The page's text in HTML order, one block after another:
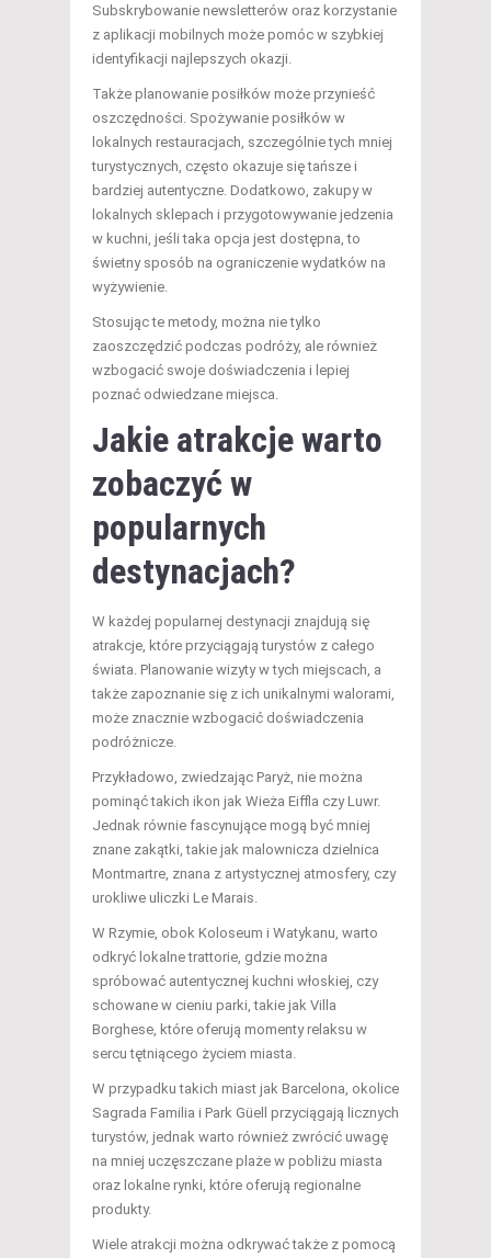
Subskrybowanie newsletterów oraz korzystanie
z aplikacji mobilnych może pomóc w szybkiej
identyfikacji najlepszych okazji.
Także planowanie posiłków może przynieść
oszczędności. Spożywanie posiłków w
lokalnych restauracjach, szczególnie tych mniej
turystycznych, często okazuje się tańsze i
bardziej autentyczne. Dodatkowo, zakupy w
lokalnych sklepach i przygotowywanie jedzenia
w kuchni, jeśli taka opcja jest dostępna, to
świetny sposób na ograniczenie wydatków na
wyżywienie.
Stosując te metody, można nie tylko
zaoszczędzić podczas podróży, ale również
wzbogacić swoje doświadczenia i lepiej
poznać odwiedzane miejsca.
Jakie atrakcje warto
zobaczyć w
popularnych
destynacjach?
W każdej popularnej destynacji znajdują się
atrakcje, które przyciągają turystów z całego
świata. Planowanie wizyty w tych miejscach, a
także zapoznanie się z ich unikalnymi walorami,
może znacznie wzbogacić doświadczenia
podróżnicze.
Przykładowo, zwiedzając Paryż, nie można
pominąć takich ikon jak Wieża Eiffla czy Luwr.
Jednak równie fascynujące mogą być mniej
znane zakątki, takie jak malownicza dzielnica
Montmartre, znana z artystycznej atmosfery, czy
urokliwe uliczki Le Marais.
W Rzymie, obok Koloseum i Watykanu, warto
odkryć lokalne trattorie, gdzie można
spróbować autentycznej kuchni włoskiej, czy
schowane w cieniu parki, takie jak Villa
Borghese, które oferują momenty relaksu w
sercu tętniącego życiem miasta.
W przypadku takich miast jak Barcelona, okolice
Sagrada Familia i Park Güell przyciągają licznych
turystów, jednak warto również zwrócić uwagę
na mniej uczęszczane plaże w pobliżu miasta
oraz lokalne rynki, które oferują regionalne
produkty.
Wiele atrakcji można odkrywać także z pomocą